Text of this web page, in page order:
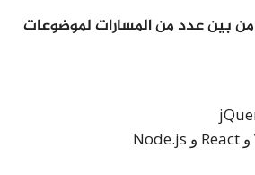
من بين عدد من المسارات لموضوعات